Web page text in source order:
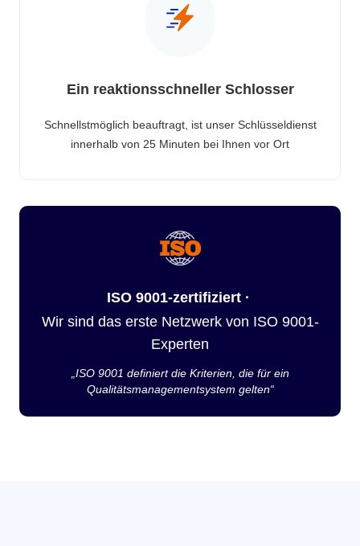
Ein reaktionsschneller Schlosser
Schnellstmöglich beauftragt, ist unser Schlüsseldienst
innerhalb von 25 Minuten bei Ihnen vor Ort
ISO 9001-zertifiziert ·
Wir sind das erste Netzwerk von ISO 9001-
Experten
„ISO 9001 definiert die Kriterien, die für ein
Qualitätsmanagementsystem gelten“